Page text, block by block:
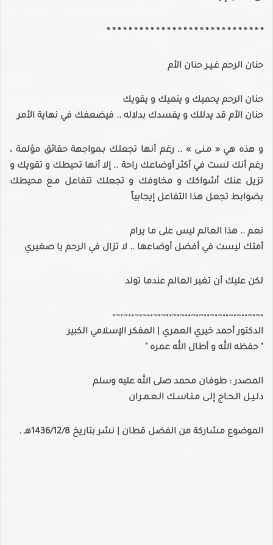
* * * * * * * * * * * * * * * * * * * * * * * * * * * * *
حنان الرحم غـيـر حنان الأم
حنان الرحم يحميك و ينميك و يقويك
حنان الأم قد يدللك و يفسدك بدلاله .. فيضعفك في نهاية الأمر
و هذه هي « مـنـى » .. رغم أنها تجعلك بـمواجهة حقائق مؤلمة ،
رغم أنك لست في أكثر أوضاعك راحة .. إلا أنها تحيطك و تقويك و
تزيل عنك أشواكك و مخاوفك و تجعلك تتفاعل مـع محيطك
بضوابط تجعل هذا التفاعل إيجابياً
نعم .. هذا العالم ليس على ما يرام
أمتك ليست في أفضل أوضاعها .. لا تزال في الرحم يا صغيري
لكن عليك أن تغير العالم عندما تولد
•~•~••~•~••~•~••~•~••~•~••~•~••~•~••~•~•
الدكتور أحمد خيري العمري | المفكر الإسلامي الكبير
" حفظه الله و أطال الله عمره "
المصدر : طوفان محمد صلى الله عليه وسلم
دلـيـل الـحـاج إلـى مـنـاسـك الـعـمـران
الموضوع مشاركة من الفضل قطان | نشر بتاريخ 1436/12/8هـ .